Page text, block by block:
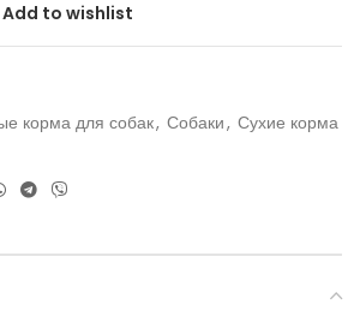
Add to wishlist
корма для собак, Собаки, Сухие корма